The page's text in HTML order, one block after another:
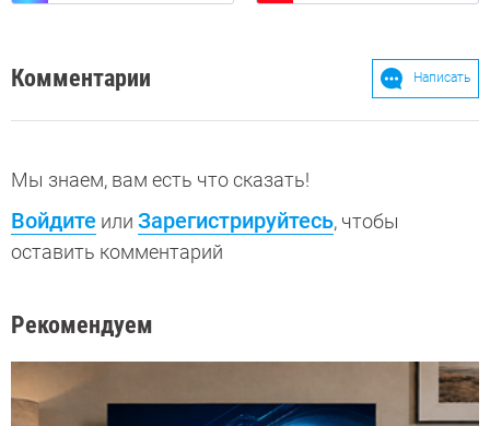
Комментарии Написать
Мы знаем, вам есть что сказать!
Войдите или Зарегистрируйтесь, чтобы
оставить комментарий
Рекомендуем